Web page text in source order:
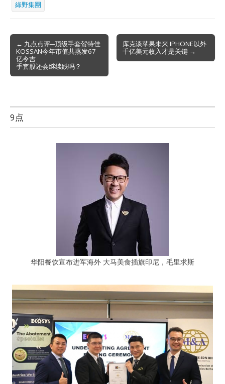
綠野集團
Post
navigation
← 九点点评─顶级手套贺特佳
KOSSAN今年市值共蒸发67
亿令吉
手套股还会继续跌吗？
库克谈苹果未来 IPHONE以外
千亿美元收入才是关键 →
9点
华阳餐饮宣布进军海外 大马美食插旗印尼，毛里求斯